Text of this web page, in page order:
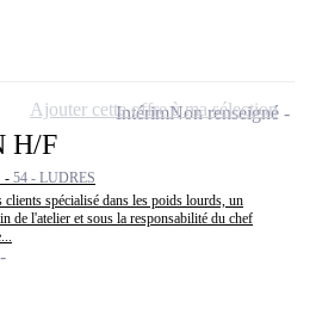
H/F
- 54 - LUDRES
spécialisé dans les poids lourds, un
de l'atelier et sous la responsabilité du chef
IntérimNon renseigné
Ajouter cette offre à ma sélection